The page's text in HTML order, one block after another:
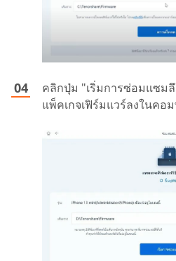
คลิกปุ่ม "เริ่มการซ่อมแซม
แพ็คเกจเฟิร์มแวร์ลงในคอ